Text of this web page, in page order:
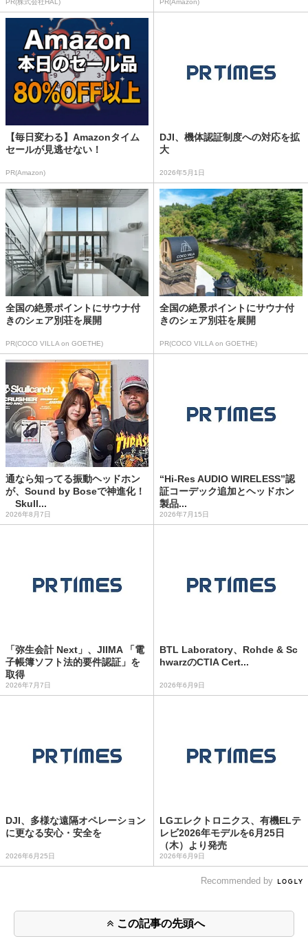
PR(株式会社HAL) PR(Amazon)
【毎日変わる】Amazonタイム
セールが見逃せない！
PR(Amazon)
DJI、機体認証制度への対応を拡
大
2026年5月1日
全国の絶景ポイントにサウナ付
きのシェア別荘を展開
PR(COCO VILLA on GOETHE)
全国の絶景ポイントにサウナ付
きのシェア別荘を展開
PR(COCO VILLA on GOETHE)
通なら知ってる振動ヘッドホン
が、Sound by Boseで神進化！
Skull...
2026年8月7日
“Hi-Res AUDIO WIRELESS”認
証コーデック追加とヘッドホン
製品...
2026年7月15日
「弥生会計 Next」、JIIMA 「電
子帳簿ソフト法的要件認証」を
取得
2026年7月7日
BTL Laboratory、Rohde & Sc
hwarzのCTIA Cert...
2026年6月9日
DJI、多様な遠隔オペレーション
に更なる安心・安全を
2026年6月25日
LGエレクトロニクス、有機ELテ
レビ2026年モデルを6月25日
（木）より発売
2026年6月9日
Recommended by
この記事の先頭へ